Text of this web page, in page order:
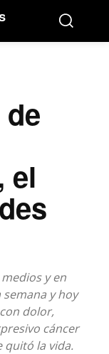
el
y en
semana y hoy
dolor,
cáncer
quitó la vida.